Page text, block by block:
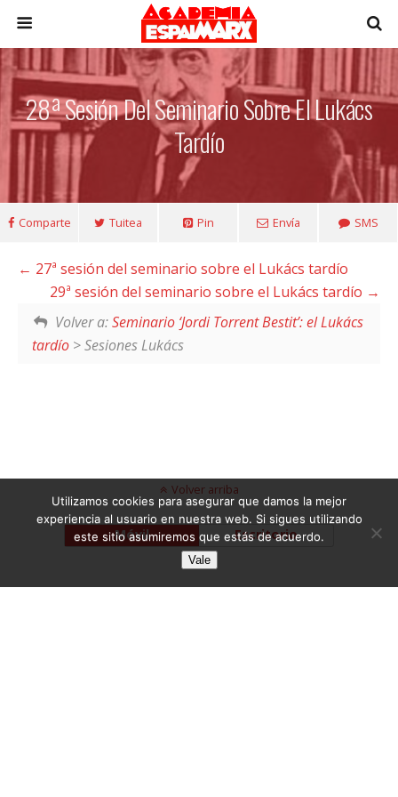
28ª Sesión Del Seminario Sobre El Lukács
Tardío
Comparte Tuitea Pin Envía SMS
27ª sesión del seminario sobre el Lukács tardío
29ª sesión del seminario sobre el Lukács tardío
Volver a:Seminario ‘Jordi Torrent Bestit’: el Lukács
tardío > Sesiones Lukács
Volver arriba
Móvil Escritorio
Utilizamos cookies para asegurar que damos la mejor
experiencia al usuario en nuestra web. Si sigues utilizando
este sitio asumiremos que estás de acuerdo.
Vale